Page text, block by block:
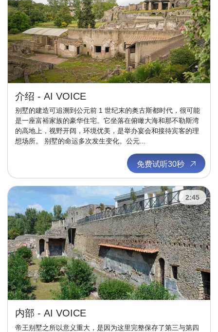
介绍 - AI VOICE
别墅的建造可追溯到公元前 1 世纪末的奥古斯都时代，很可能
是一座富裕家族的豪华住宅。它坐落在俯瞰大海和那不勒斯湾
的高地上，视野开阔，环境优美，是举办宴会和接待宾客的理
想场所。 别墅的命运多次发生变化。公元...
免费试听30秒
2:45
内部 - AI VOICE
帝王别墅之所以意义重大，是因为这里完整保存了第三与第四